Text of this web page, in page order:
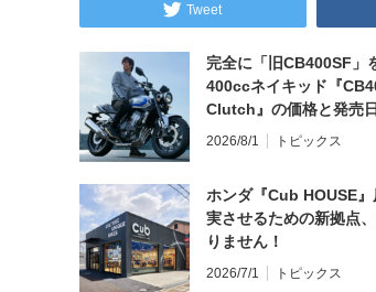
Tweet
完全に「旧CB400SF」
400ccネイキッド『
Clutch』の価格と発売
2026/8/1 トピックス
ホンダ『Cub HOUSE
実させるための新拠点
りません！
2026/7/1 トピックス